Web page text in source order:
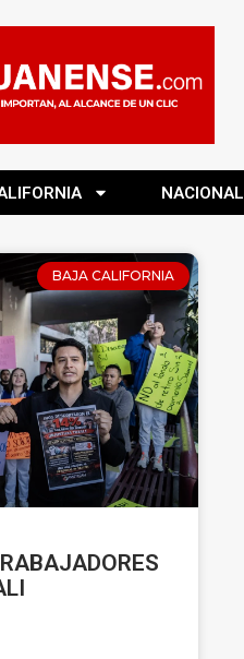
NACIONAL
BAJA CALIFORNIA